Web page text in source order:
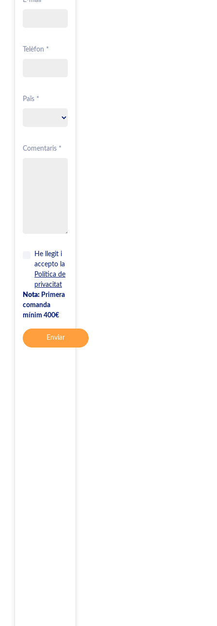
Telèfon *
Païs *
Comentaris *
He llegit i
accepto la
Política de
privacitat
Nota: Primera
comanda
mínim 400€
Enviar